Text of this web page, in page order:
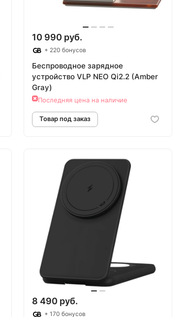
10 990 руб.
+ 220 бонусов
Беспроводное зарядное
устройствo VLP NEO Qi2.2 (Amber
Gray)
Последняя цена на наличие
Товар под заказ
8 490 руб.
+ 170 бонусов